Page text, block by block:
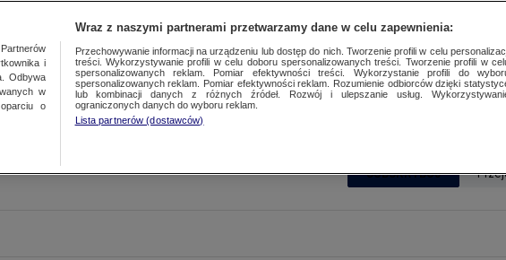
SUBSKRYBUJ
i
Odbywa
w
o
Wraz z naszymi partnerami przetwarzamy dane w celu zapewnienia:
Przechowywanie informacji na urządzeniu lub dostęp do nich. Tworzenie profili w celu
treści. Wykorzystywanie profili w celu doboru spersonalizowanych treści. Tworzenie profili w
spersonalizowanych reklam. Pomiar efektywności treści. Wykorzystanie profili do
spersonalizowanych reklam. Pomiar efektywności reklam. Rozumienie odbiorców dzięki
lub kombinacji danych z różnych źródeł. Rozwój i ulepszanie usług.
ograniczonych danych do wyboru reklam.
Lista partnerów (dostawców)